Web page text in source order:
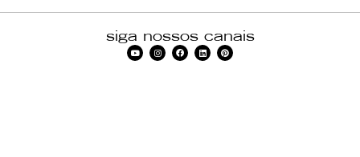
siga nossos canais